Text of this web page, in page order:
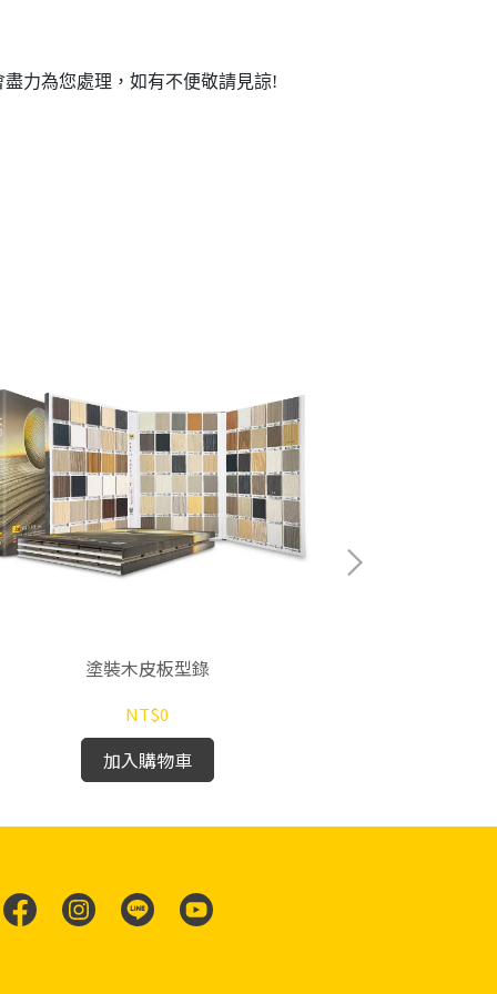
力為您處理，如有不便敬請見諒!
塗裝木皮板型錄
NT$0
加入購物車